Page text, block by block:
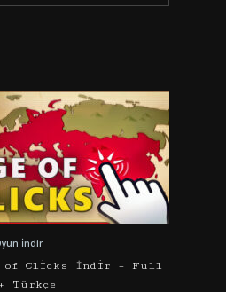
İndir
of Clicks İndir – Full
Türkçe